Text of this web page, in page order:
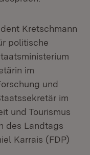
Kretschmann
politische
im
und
im
und Tourismus
des Landtags
Karrais (FDP)